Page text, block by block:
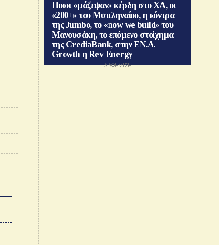
Ποιοι «μάζεψαν» κέρδη στο ΧΑ, οι
«200+» του Μυτιληναίου, η κόντρα
της Jumbo, το «now we build» του
Μανουσάκη, το επόμενο στοίχημα
της CrediaBank, στην ΕΝ.Α.
Growth η Rev Energy